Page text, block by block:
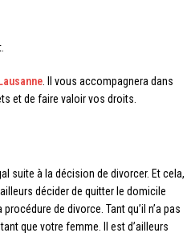
. Il vous accompagnera dans
et de faire valoir vos droits.
suite à la décision de divorcer. Et cela,
décider de quitter le domicile
de divorce. Tant qu’il n’a pas
que votre femme. Il est d’ailleurs